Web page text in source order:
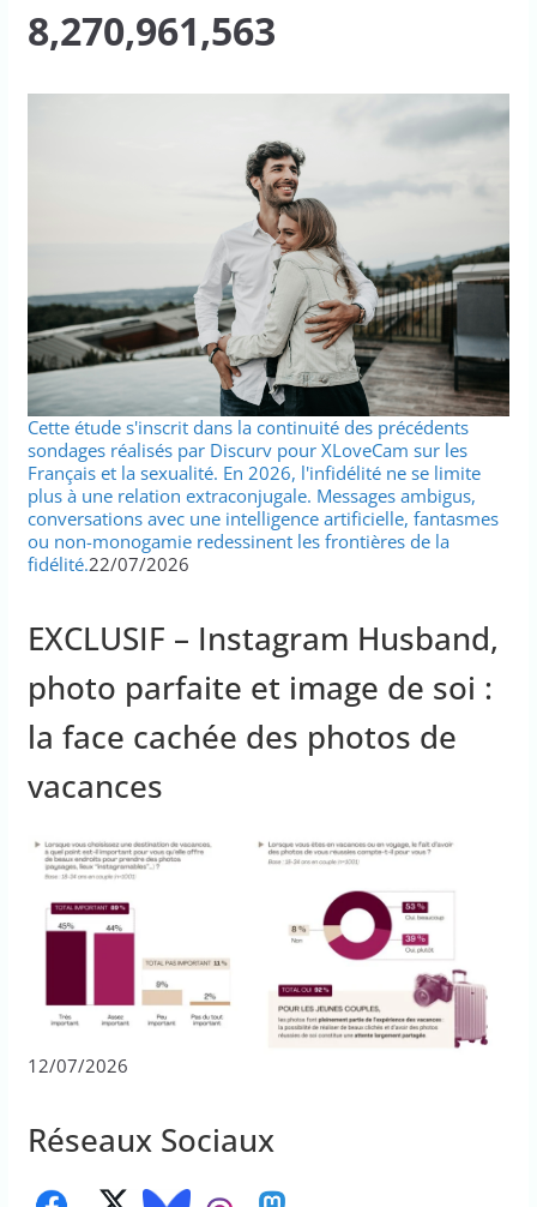
8,270,961,563
Cette étude s'inscrit dans la continuité des précédents
sondages réalisés par Discurv pour XLoveCam sur les
Français et la sexualité. En 2026, l'infidélité ne se limite
plus à une relation extraconjugale. Messages ambigus,
conversations avec une intelligence artificielle, fantasmes
ou non-monogamie redessinent les frontières de la
fidélité.22/07/2026
EXCLUSIF – Instagram Husband,
photo parfaite et image de soi :
la face cachée des photos de
vacances
12/07/2026
Réseaux Sociaux